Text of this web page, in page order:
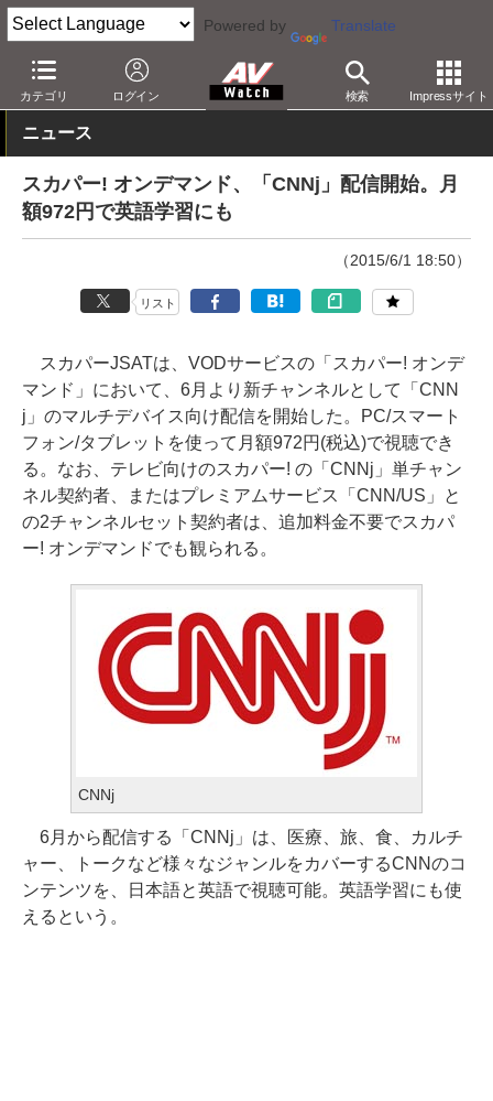
Powered by Translate
カテゴリ ログイン 検索 Impressサイト
AV Watch コンテンツ・サービス 映像配信
ニュース
スカパー! オンデマンド、「CNNj」配信開始。月
額972円で英語学習にも
（2015/6/1 18:50）
リスト
スカパーJSATは、VODサービスの「スカパー! オンデ
マンド」において、6月より新チャンネルとして「CNN
j」のマルチデバイス向け配信を開始した。PC/スマート
フォン/タブレットを使って月額972円(税込)で視聴でき
る。なお、テレビ向けのスカパー! の「CNNj」単チャン
ネル契約者、またはプレミアムサービス「CNN/US」と
の2チャンネルセット契約者は、追加料金不要でスカパ
ー! オンデマンドでも観られる。
CNNj
6月から配信する「CNNj」は、医療、旅、食、カルチ
ャー、トークなど様々なジャンルをカバーするCNNのコ
ンテンツを、日本語と英語で視聴可能。英語学習にも使
えるという。